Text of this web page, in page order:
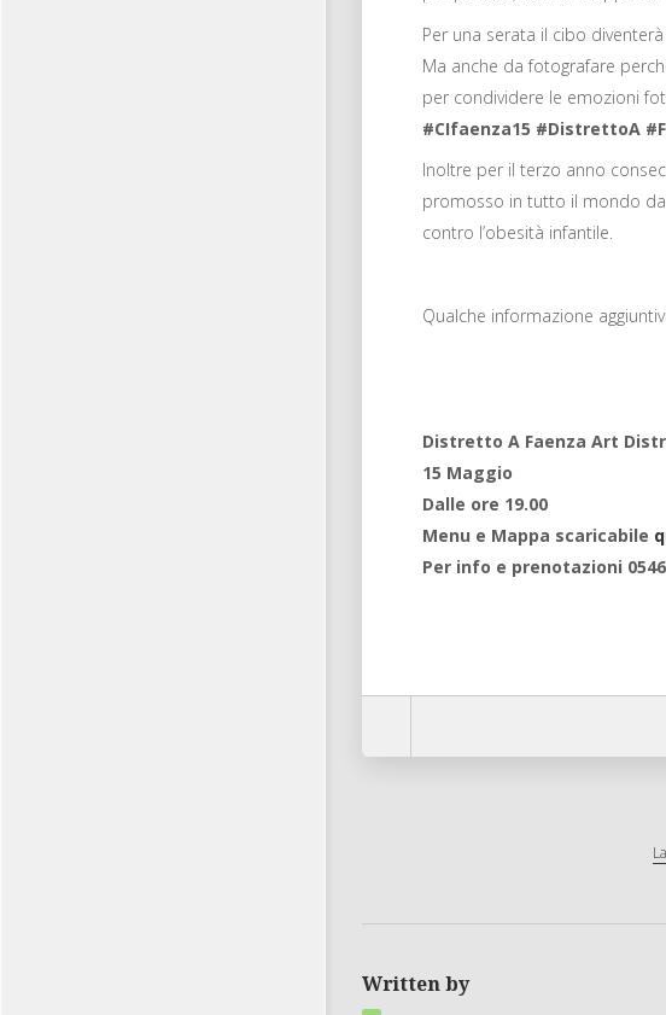
Per una serata il cibo
Ma anche da fotografare
per condividere le emozioni
#CIfaenza15 #DistrettoA
Inoltre per il terzo anno
promosso in tutto il mondo
contro l’obesità infantile.
Qualche informazione
Distretto A Faenza Art
15 Maggio
Dalle ore 19.00
Menu e Mappa scaricabile
Per info e prenotazioni
Written by